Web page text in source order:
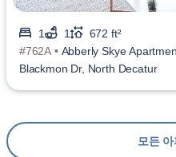
1 1
672 ft²
#762A • Abberly Skye
Blackmon Dr, North Decatur
모든 아